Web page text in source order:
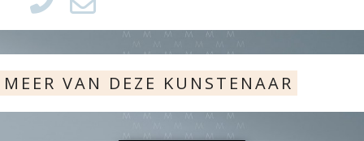
MEER VAN DEZE KUNSTENAAR